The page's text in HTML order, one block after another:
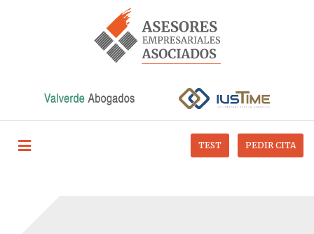
TEST PEDIR CITA